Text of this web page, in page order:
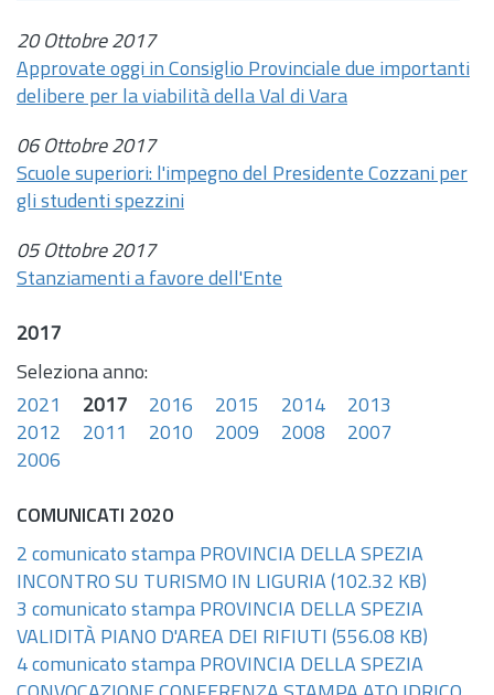
20 Ottobre 2017
Approvate oggi in Consiglio Provinciale due importanti
delibere per la viabilità della Val di Vara
06 Ottobre 2017
Scuole superiori: l'impegno del Presidente Cozzani per
gli studenti spezzini
05 Ottobre 2017
Stanziamenti a favore dell'Ente
2017
Seleziona anno:
2021
2017 2016 2015 2014
2013
2012
2011 2010 2009 2008
2007
2006
COMUNICATI 2020
2 comunicato stampa PROVINCIA DELLA SPEZIA
INCONTRO SU TURISMO IN LIGURIA (102.32 KB)
3 comunicato stampa PROVINCIA DELLA SPEZIA
VALIDITÀ PIANO D'AREA DEI RIFIUTI (556.08 KB)
4 comunicato stampa PROVINCIA DELLA SPEZIA